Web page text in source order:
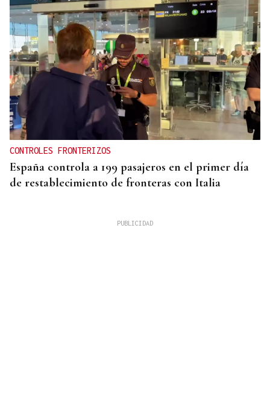
CONTROLES FRONTERIZOS
España controla a 199 pasajeros en el primer día
de restablecimiento de fronteras con Italia